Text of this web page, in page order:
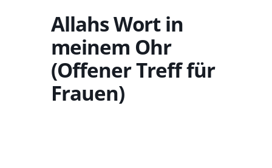
Allahs Wort in
meinem Ohr
(Offener Treff für
Frauen)